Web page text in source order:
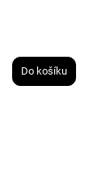
Do košíku